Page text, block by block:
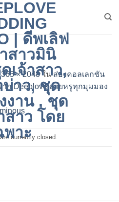
× 2048ในส่องคอลเลกชัน
าก Deeplove สวยหรูทุกมุมมอง
currently closed.